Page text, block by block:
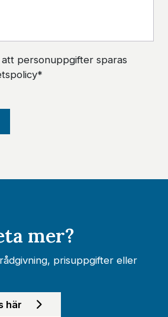
personuppgifter sparas
mer?
prisuppgifter eller
här